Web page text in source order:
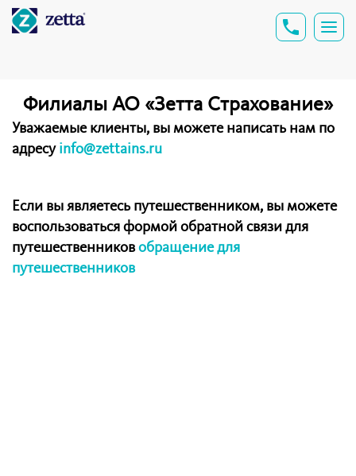
Филиалы АО «Зетта Страхование»
Уважаемые клиенты, вы можете написать нам по
адресу info@zettains.ru
Если вы являетесь путешественником, вы можете
воспользоваться формой обратной связи для
путешественниковобращение для
путешественников